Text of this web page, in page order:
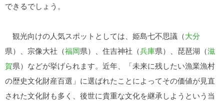
できるでしょう。
観光向けの人気スポットとしては、姫島七不思議（大分
県）、宗像大社（福岡県）、住吉神社（兵庫県）、琵琶湖（滋
賀県）などが挙げられます。近年、「未来に残したい漁業漁村
の歴史文化財産百選」に選ばれたことによってその価値が見直
された文化財も多く、後世に貴重な文化を継承しようという当